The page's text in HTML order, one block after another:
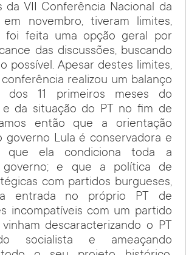
da VII Conferência Nacional da
em novembro, tiveram limites,
foi feita uma opção geral por
das discussões, buscando
possível. Apesar destes limites,
realizou um balanço
dos 11 primeiros meses do
e da situação do PT no fim de
então que a orientação
governo Lula é conservadora e
que ela condiciona toda a
governo; e que a política de
com partidos burgueses,
entrada no próprio PT de
incompatíveis com um partido
descaracterizando o PT
socialista e ameaçando